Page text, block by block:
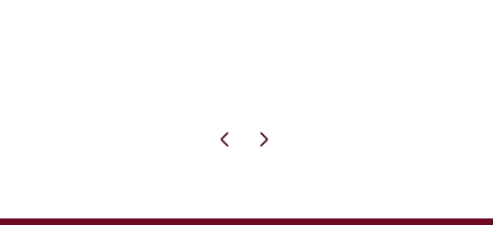
Pagina precedente
Pagina successiva